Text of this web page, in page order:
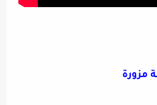
مزورة